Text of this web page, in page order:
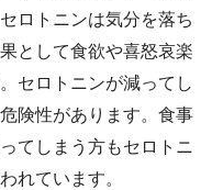
ロトニンは気分を落ち
として食欲や喜怒哀楽
セロトニンが減ってし
険性があります。食事
てしまう方もセロトニ
れています。